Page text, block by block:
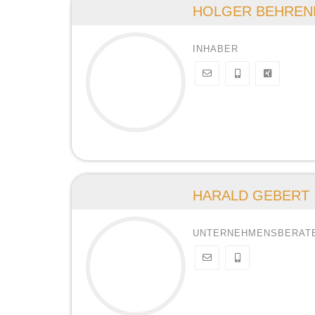
HOLGER
INHABER
HARALD GEBERT